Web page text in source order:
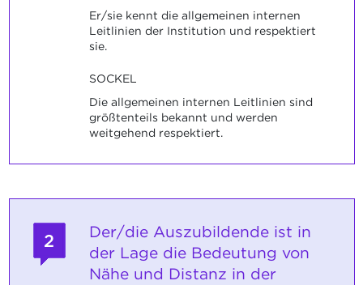
Er/sie kennt die allgemeinen internen
Leitlinien der Institution und respektiert
sie.
SOCKEL
Die allgemeinen internen Leitlinien sind
größtenteils bekannt und werden
weitgehend respektiert.
2
Der/die Auszubildende ist in
der Lage die Bedeutung von
Nähe und Distanz in der